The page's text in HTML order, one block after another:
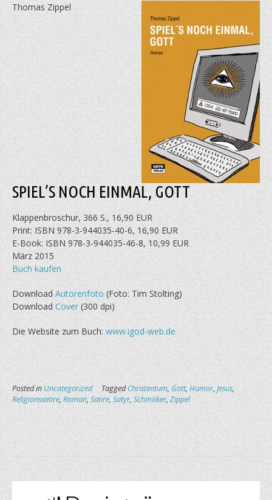
Thomas Zippel
SPIEL’S NOCH EINMAL, GOTT
Klappenbroschur, 366 S., 16,90 EUR
Print: ISBN 978-3-944035-40-6, 16,90 EUR
E-Book: ISBN 978-3-944035-46-8, 10,99 EUR
März 2015
Buch kaufen
DownloadAutorenfoto(Foto: Tim Stolting)
DownloadCover(300 dpi)
Die Website zum Buch:www.igod-web.de
Posted inUncategorized TaggedChristentum,Gott,Humor,Jesus,
Religionssatire,Roman,Satire,Satyr,Schmöker,Zippel